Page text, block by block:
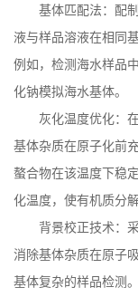
基体匹配法：配
液与样品溶液在相同
例如，检测海水样品
化钠模拟海水基体。
灰化温度优化：
基体杂质在原子化前
螯合物在该温度下稳
化温度，使有机质分
背景校正技术：
消除基体杂质在原子
基体复杂的样品检测。